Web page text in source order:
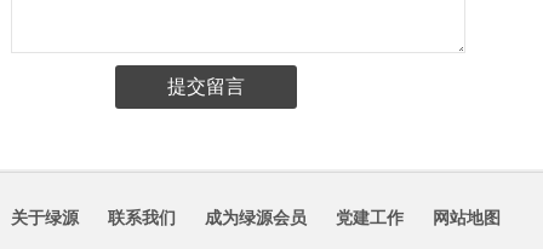
关于绿源 联系我们 成为绿源会员 党建工作 网站地图